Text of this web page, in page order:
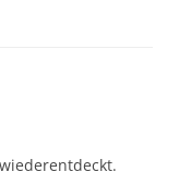
wiederentdeckt.